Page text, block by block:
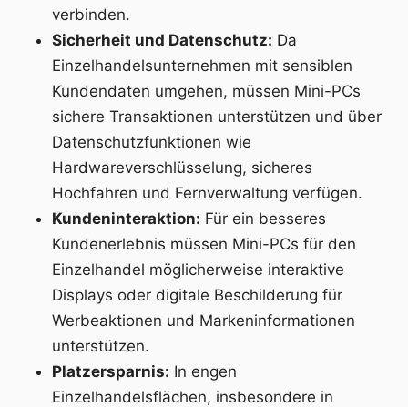
verbinden.
Sicherheit und Datenschutz: Da
Einzelhandelsunternehmen mit sensiblen
Kundendaten umgehen, müssen Mini-PCs
sichere Transaktionen unterstützen und über
Datenschutzfunktionen wie
Hardwareverschlüsselung, sicheres
Hochfahren und Fernverwaltung verfügen.
Kundeninteraktion: Für ein besseres
Kundenerlebnis müssen Mini-PCs für den
Einzelhandel möglicherweise interaktive
Displays oder digitale Beschilderung für
Werbeaktionen und Markeninformationen
unterstützen.
Platzersparnis: In engen
Einzelhandelsflächen, insbesondere in